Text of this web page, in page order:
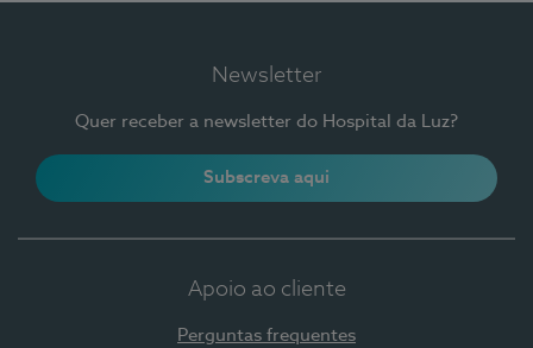
Newsletter
Quer receber a newsletter do Hospital da Luz?
Subscreva aqui
Apoio ao cliente
Perguntas frequentes